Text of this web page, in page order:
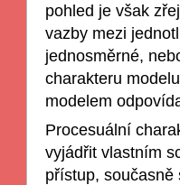
pohled je však
vazby mezi
jednosměrné,
charakteru
modelem
Procesuální
vyjádřit vlastním
přístup,